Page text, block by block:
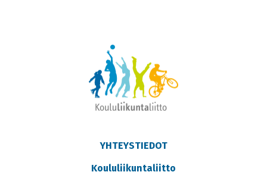
YHTEYSTIEDOT
Koululiikuntaliitto